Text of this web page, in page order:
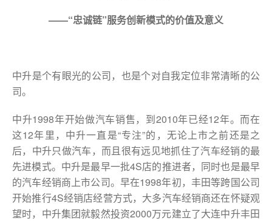
——“忠诚链”服务创新模式的价值及意义
中升是个有眼光的公司，也是个对自我定位非常清晰的公
司。
中升1998年开始做汽车销售，到2010年已经12年。而在
这12年里，中升一直是“专注”的，无论上市之前还是之
后，中升只做汽车，而且很有远见地抓住了汽车经销的最
先进模式。中升是最早一批4S店的推进者，同时也是最早
的汽车经销商上市公司。早在1998年初，丰田等跨国公司
开始推行4S经销店经营方式，大多汽车经销商还在怀疑观
望时，中升集团就毅然投资2000万元建立了大连中升丰田